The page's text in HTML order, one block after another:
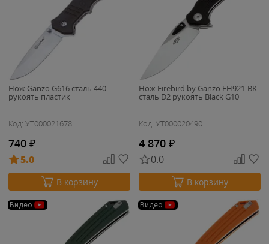
Нож Ganzo G616 cталь 440
рукоять пластик
Код: УТ000021678
740 ₽
5.0
В корзину
Нож Firebird by Ganzo FH921-BK
cталь D2 рукоять Black G10
Код: УТ000020490
4 870 ₽
0.0
В корзину
Видео Видео